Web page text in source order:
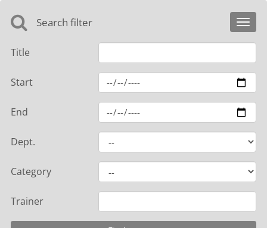
Search filter
Title
Start
End
Dept.
Category
Trainer